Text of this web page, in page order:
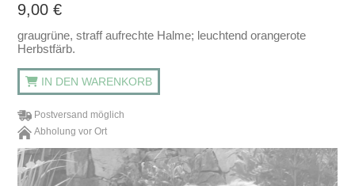
9,00€
graugrüne, straff aufrechte Halme; leuchtend orangerote
Herbstfärb.
IN DEN WARENKORB
Postversand möglich
Abholung vor Ort